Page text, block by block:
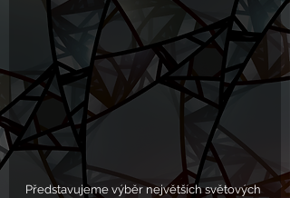
Představujeme výběr největších světových